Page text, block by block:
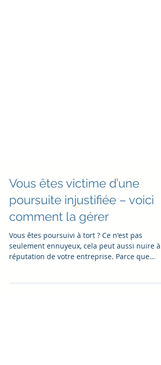
Vous êtes victime d’une
poursuite injustifiée – voici
comment la gérer
Vous êtes poursuivi à tort ? Ce n'est pas